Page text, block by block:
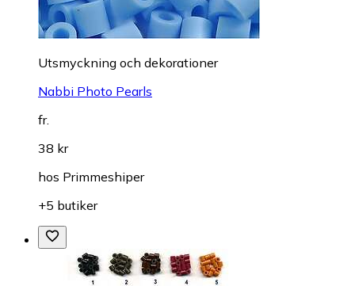
Utsmyckning och dekorationer
Nabbi Photo Pearls
fr.
38 kr
hos Primmeshiper
+5 butiker